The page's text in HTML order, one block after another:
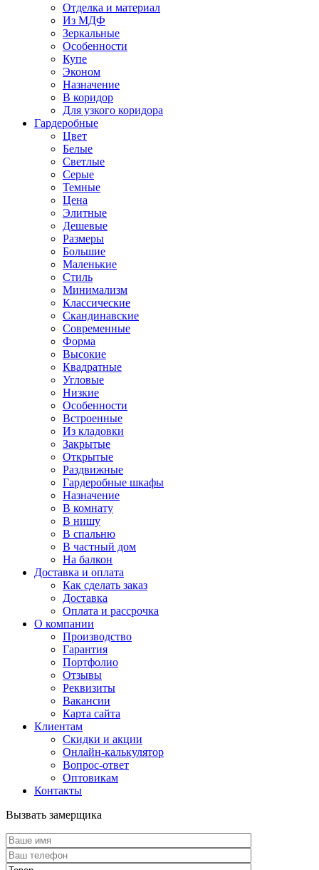
Отделка и материал
Из МДФ
Зеркальные
Особенности
Купе
Эконом
Назначение
В коридор
Для узкого коридора
Гардеробные
Цвет
Белые
Светлые
Серые
Темные
Цена
Элитные
Дешевые
Размеры
Большие
Маленькие
Стиль
Минимализм
Классические
Скандинавские
Современные
Форма
Высокие
Квадратные
Угловые
Низкие
Особенности
Встроенные
Из кладовки
Закрытые
Открытые
Раздвижные
Гардеробные шкафы
Назначение
В комнату
В нишу
В спальню
В частный дом
На балкон
Доставка и оплата
Как сделать заказ
Доставка
Оплата и рассрочка
О компании
Производство
Гарантия
Портфолио
Отзывы
Реквизиты
Вакансии
Карта сайта
Клиентам
Скидки и акции
Онлайн-калькулятор
Вопрос-ответ
Оптовикам
Контакты
Вызвать замерщика